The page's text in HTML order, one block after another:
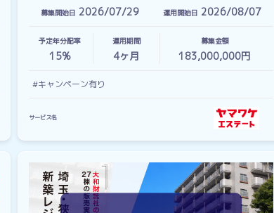
募集開始日 2026/07/29 運用開始日 2026/08/07
予定年分配率
15%
運用期間
4ヶ月
募集金額
183,000,000円
#キャンペーン有り
サービス名